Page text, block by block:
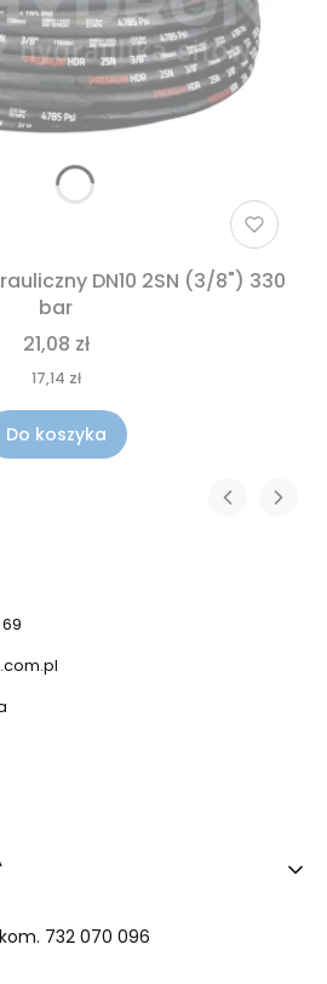
DN10 2SN (3/8") 330
bar
21,08 zł
17,14 zł
Do koszyka
732 070 096